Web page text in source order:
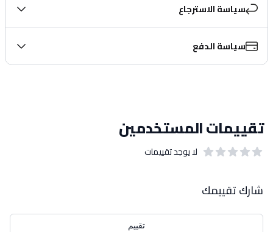
سياسة الاسترجاع
سياسة الدفع
تقييمات المستخدمين
لا يوجد تقييمات
شارك تقييمك
تقييم